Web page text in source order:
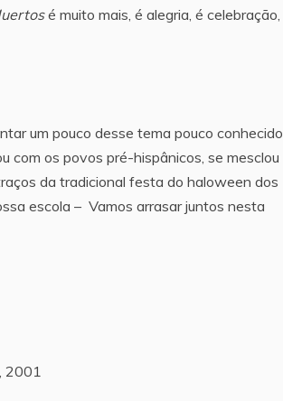
é muito mais, é alegria, é celebração,
um pouco desse tema pouco conhecido
com os povos pré-hispânicos, se mesclou
da tradicional festa do haloween dos
escola – Vamos arrasar juntos nesta
2001